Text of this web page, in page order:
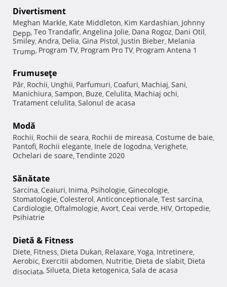
Divertisment
Meghan Markle, Kate Middleton, Kim Kardashian, Johnny
Depp, Teo Trandafir, Angelina Jolie, Dana Rogoz, Dani Otil,
Smiley, Andra, Delia, Gina Pistol, Justin Bieber, Melania
Trump, Program TV, Program Pro TV, Program Antena 1
Frumuseţe
Păr, Rochii, Unghii, Parfumuri, Coafuri, Machiaj, Sani,
Manichiura, Sampon, Buze, Celulita, Machiaj ochi,
Tratament celulita, Salonul de acasa
Modă
Rochii, Rochii de seara, Rochii de mireasa, Costume de baie,
Pantofi, Rochii elegante, Inele de logodna, Verighete,
Ochelari de soare, Tendinte 2020
Sănătate
Sarcina, Ceaiuri, Inima, Psihologie, Ginecologie,
Stomatologie, Colesterol, Anticonceptionale, Test sarcina,
Cardiologie, Oftalmologie, Avort, Ceai verde, HIV, Ortopedie,
Psihiatrie
Dietă & Fitness
Diete, Fitness, Dieta Dukan, Relaxare, Yoga, Intretinere,
Aerobic, Exercitii abdomen, Nutritie, Dieta de slabit, Dieta
disociata, Silueta, Dieta ketogenica, Sala de acasa